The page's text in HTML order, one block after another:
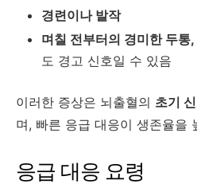
경련이나 발작
며칠 전부터의 경미한 두통
도 경고 신호일 수 있음
이러한 증상은 뇌출혈의 초기
며, 빠른 응급 대응이 생존율을
응급 대응 요령